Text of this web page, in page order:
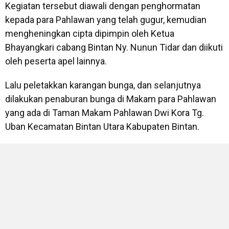
Kegiatan tersebut diawali dengan penghormatan
kepada para Pahlawan yang telah gugur, kemudian
mengheningkan cipta dipimpin oleh Ketua
Bhayangkari cabang Bintan Ny. Nunun Tidar dan diikuti
oleh peserta apel lainnya.
Lalu peletakkan karangan bunga, dan selanjutnya
dilakukan penaburan bunga di Makam para Pahlawan
yang ada di Taman Makam Pahlawan Dwi Kora Tg.
Uban Kecamatan Bintan Utara Kabupaten Bintan.